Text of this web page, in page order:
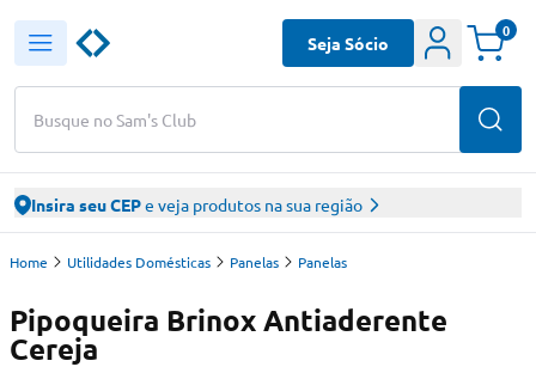
Busque no Sam's Club
Seja Sócio
0
Insira seu CEPe veja produtos na sua região
Home Utilidades Domésticas Panelas Panelas
Pipoqueira Brinox Antiaderente
Cereja